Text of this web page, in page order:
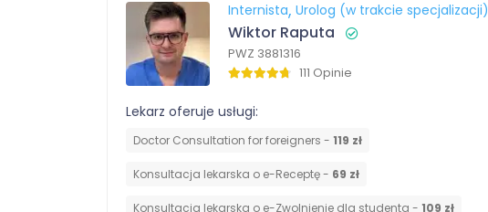
Internista Urolog (w trakcie specjalizacji)
Wiktor Raputa
PWZ 3881316
111 Opinie
Lekarz oferuje usługi:
Doctor Consultation for foreigners - 119 zł
Konsultacja lekarska o e-Receptę - 69 zł
Konsultacja lekarska o e-Zwolnienie dla studenta - 109 zł